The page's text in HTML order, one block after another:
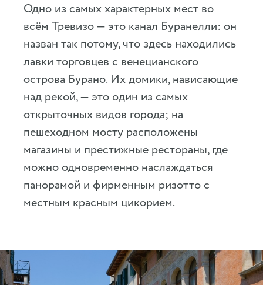
Одно из самых характерных мест во
всём Тревизо — это канал Буранелли: он
назван так потому, что здесь находились
лавки торговцев с венецианского
острова Бурано. Их домики, нависающие
над рекой, — это один из самых
открыточных видов города; на
пешеходном мосту расположены
магазины и престижные рестораны, где
можно одновременно наслаждаться
панорамой и фирменным ризотто с
местным красным цикорием.